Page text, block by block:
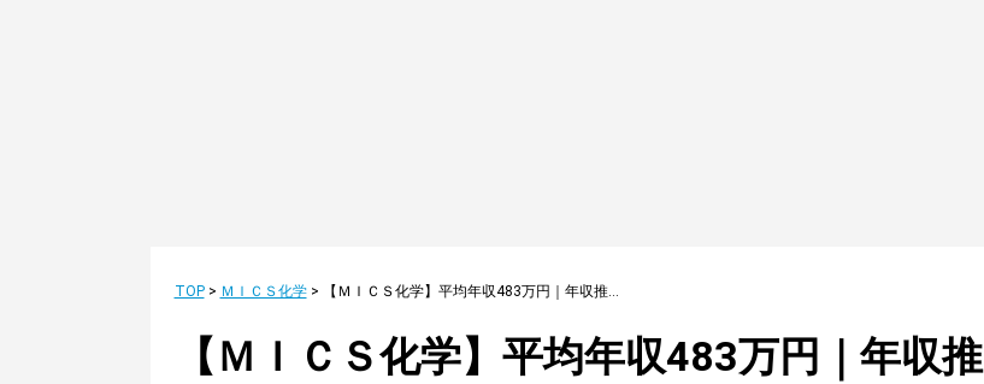
TOP> ＭＩＣＳ化学> 【ＭＩＣＳ化学】平均年収483万円｜年収推移・業界・年代・役職別など徹底解説！
【ＭＩＣＳ化学】平均年収483万円｜年収推